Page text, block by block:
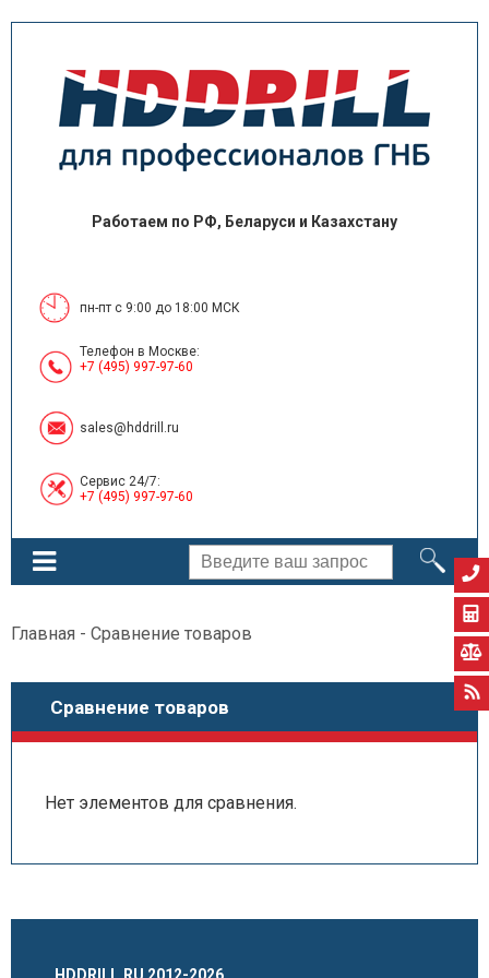
Работаем по РФ, Беларуси и Казахстану
пн-пт с 9:00 до 18:00 МСК
Телефон в Москве:
+7 (495) 997-97-60
sales@hddrill.ru
Сервис 24/7:
+7 (495) 997-97-60
Главная - Сравнение товаров
Сравнение товаров
Нет элементов для сравнения.